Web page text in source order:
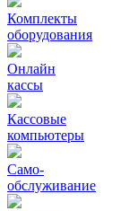
Комплекты
оборудования
Онлайн
кассы
Кассовые
компьютеры
Само-
обслуживание